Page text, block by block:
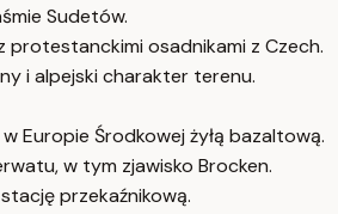
Sudetów.
osadnikami z Czech.
i alpejski charakter terenu.
Europie Środkowej żyłą bazaltową.
w tym zjawisko Brocken.
przekaźnikową.